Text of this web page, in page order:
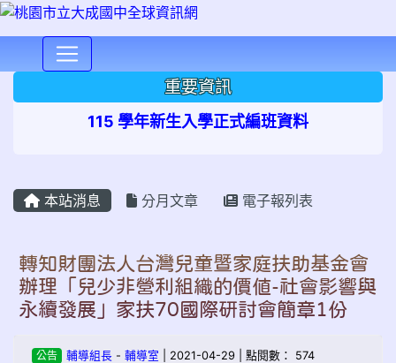
重要資訊
115 學年新生入學正式編班資料
本站消息 分月文章 電子報列表
轉知財團法人台灣兒童暨家庭扶助基金會
辦理「兒少非營利組織的價值-社會影響與
永續發展」家扶70國際研討會簡章1份
公告 輔導組長- 輔導室 | 2021-04-29 | 點閱數： 574